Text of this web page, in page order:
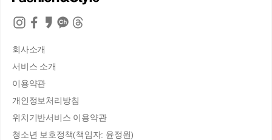
회사소개
서비스 소개
이용약관
개인정보처리방침
위치기반서비스 이용약관
청소년 보호정책(책임자: 윤정원)